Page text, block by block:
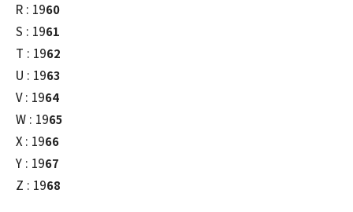
R : 1960
S : 1961
T : 1962
U : 1963
V : 1964
W : 1965
X : 1966
Y : 1967
Z : 1968